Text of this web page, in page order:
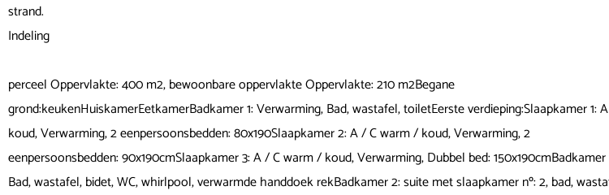
strand.
Indeling
perceel Oppervlakte: 400 m2, bewoonbare oppervlakte Oppervlakte: 210 m2Begane
grond:keukenHuiskamerEetkamerBadkamer 1: Verwarming, Bad, wastafel, toiletEerste verdieping:Slaapkamer 1:
koud, Verwarming, 2 eenpersoonsbedden: 80x190Slaapkamer 2: A / C warm / koud, Verwarming, 2
eenpersoonsbedden: 90x190cmSlaapkamer 3: A / C warm / koud, Verwarming, Dubbel bed: 150x190cmBadkamer
Bad, wastafel, bidet, WC, whirlpool, verwarmde handdoek rekBadkamer 2: suite met slaapkamer nº: 2, bad,